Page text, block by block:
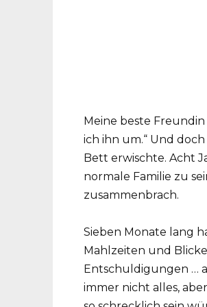
Meine beste
ich ihn um.“ Und
Bett erwischte. Acht
normale Familie zu
zusammenbrach.
Sieben Monate lang
Mahlzeiten und
Entschuldigungen …
immer nicht alles,